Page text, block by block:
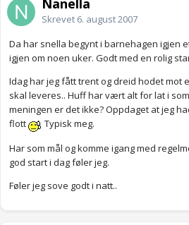
Nanella
Skrevet 6. august 2007
Da har snella begynt i barnehagen igjen
igjen om noen uker. Godt med en rolig
Idag har jeg fått trent og dreid hodet mot
skal leveres.. Huff har vært alt for lat i
meningen er det ikke? Oppdaget at jeg
flott
Typisk meg.
Har som mål og komme igang med
god start i dag føler jeg.
Føler jeg sove godt i natt..